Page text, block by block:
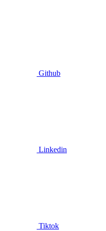
Github
Linkedin
Tiktok